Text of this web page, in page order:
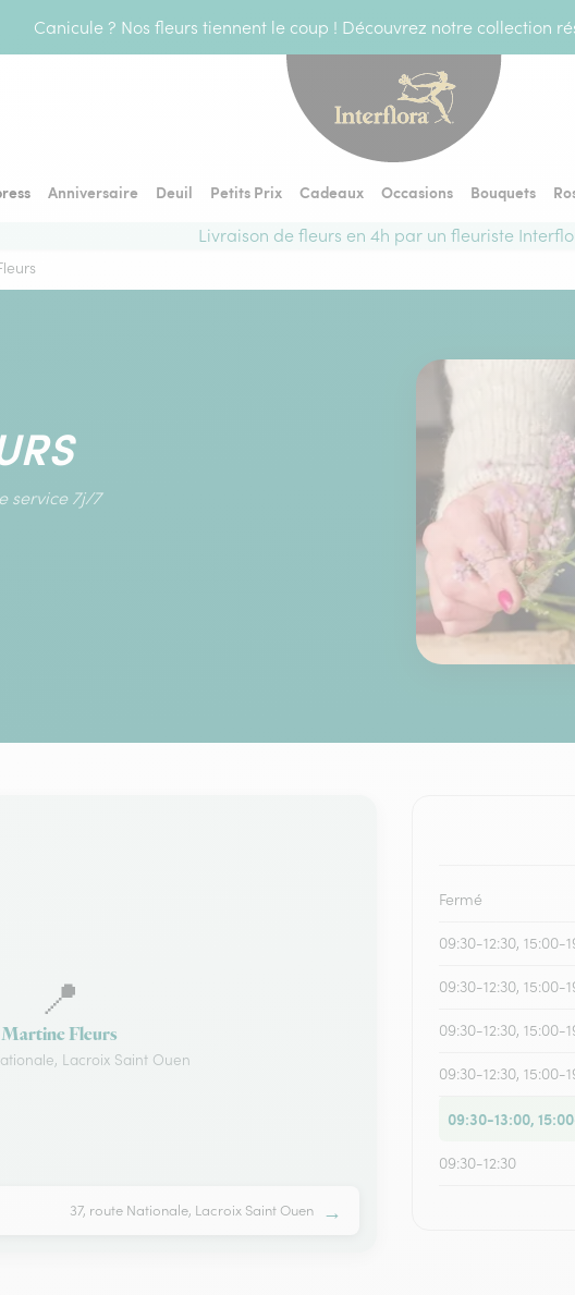
Canicule ? Nos fleurs tiennent le coup ! Découvrez notre collection
Anniversaire Deuil Petits Prix Cadeaux Occasions Bouquets
Livraison de fleurs en 4h par un fleuriste
service 7j/7
📍
Martine Fleurs
Lacroix Saint Ouen
37, route Nationale, Lacroix Saint Ouen →
Fermé
09:30-12:30, 15:00-
09:30-12:30, 15:00-
09:30-12:30, 15:00-
09:30-12:30, 15:00-
09:30-13:00,
09:30-12:30